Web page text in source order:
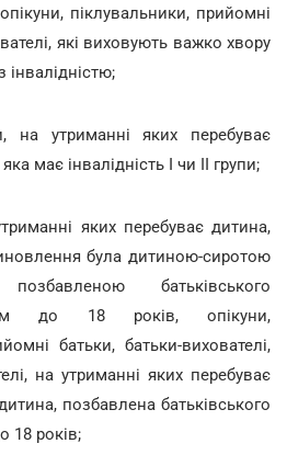
піклувальники, прийомні
які виховують важко хвору
інвалідністю;
на утриманні яких перебуває
має інвалідність I чи II групи;
яких перебуває дитина,
була дитиною-сиротою
батьківського
до 18 років, опікуни,
батьки, батьки-вихователі,
на утриманні яких перебуває
позбавлена батьківського
18 років;